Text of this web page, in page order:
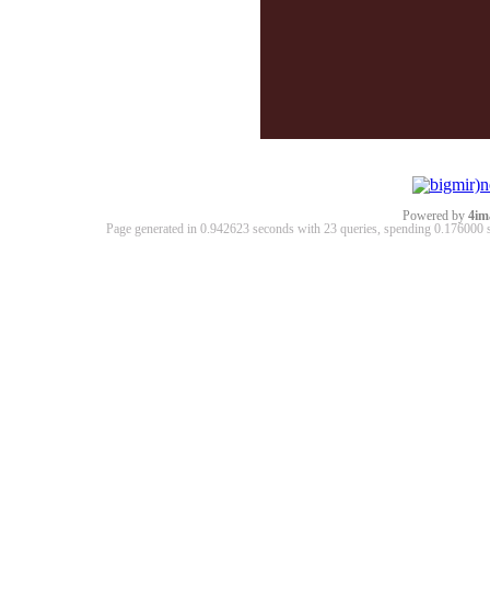
Powered by
Page generated in 0.942623 seconds with 23 queries, spending